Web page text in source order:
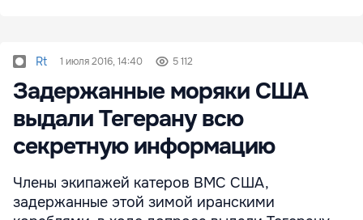
Rt 1 июля 2016, 14:40 5 112
Задержанные моряки США
выдали Тегерану всю
секретную информацию
Члены экипажей катеров ВМС США,
задержанные этой зимой иранскими